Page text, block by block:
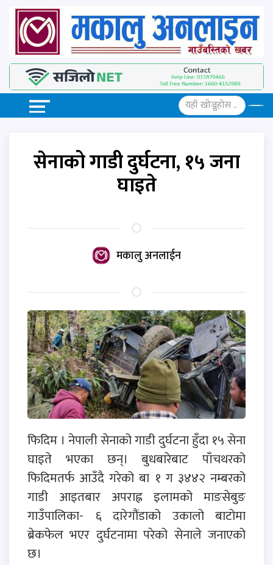
सेनाको गाडी दुर्घटना, १५ जना
घाइते
मकालु अनलाईन
फिदिम । नेपाली सेनाको गाडी दुर्घटना हुँदा १५ सेना
घाइते भएका छन्। बुधबारेबाट पाँचथरको
फिदिमतर्फ आउँदै गरेको बा १ ग ३४४२ नम्बरको
गाडी आइतबार अपराह्न इलामको माङसेबुङ
गाउँपालिका- ६ दारेगौंडाको उकालो बाटोमा
ब्रेकफेल भएर दुर्घटनामा परेको सेनाले जनाएको
छ।